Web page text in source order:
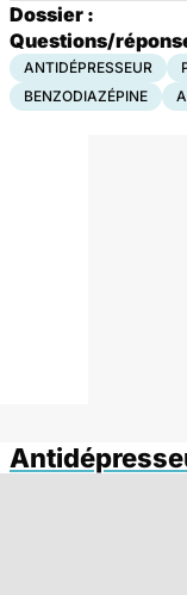
Dossier :
Questions/
ANTIDÉPRESSEUR
BENZODIAZÉPINE